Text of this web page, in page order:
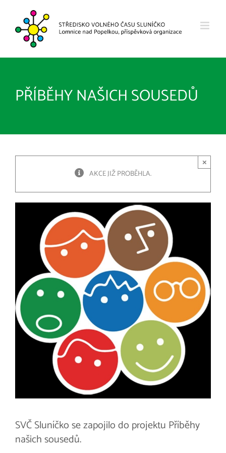
obsah
PŘÍBĚHY NAŠICH SOUSEDŮ
AKCE JIŽ PROBĚHLA.
×
SVČ Sluníčko se zapojilo do projektu Příběhy
našich sousedů.